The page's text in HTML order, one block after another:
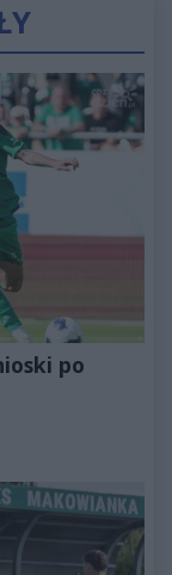
po